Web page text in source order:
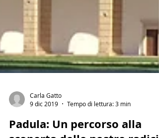
9 dic 2019
Tempo di lettura: 3 min